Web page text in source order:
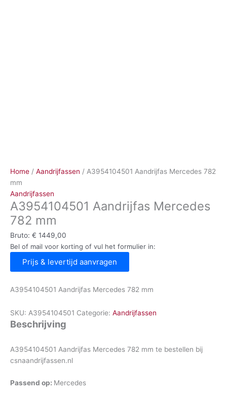
Home / Aandrijfassen / A3954104501 Aandrijfas Mercedes 782
mm
Aandrijfassen
A3954104501 Aandrijfas Mercedes
782 mm
Bruto: € 1449,00
Bel of mail voor korting of vul het formulier in:
Prijs & levertijd aanvragen
A3954104501 Aandrijfas Mercedes 782 mm
SKU: A3954104501 Categorie: Aandrijfassen
Beschrijving
A3954104501 Aandrijfas Mercedes 782 mm te bestellen bij
csnaandrijfassen.nl
Passend op: Mercedes